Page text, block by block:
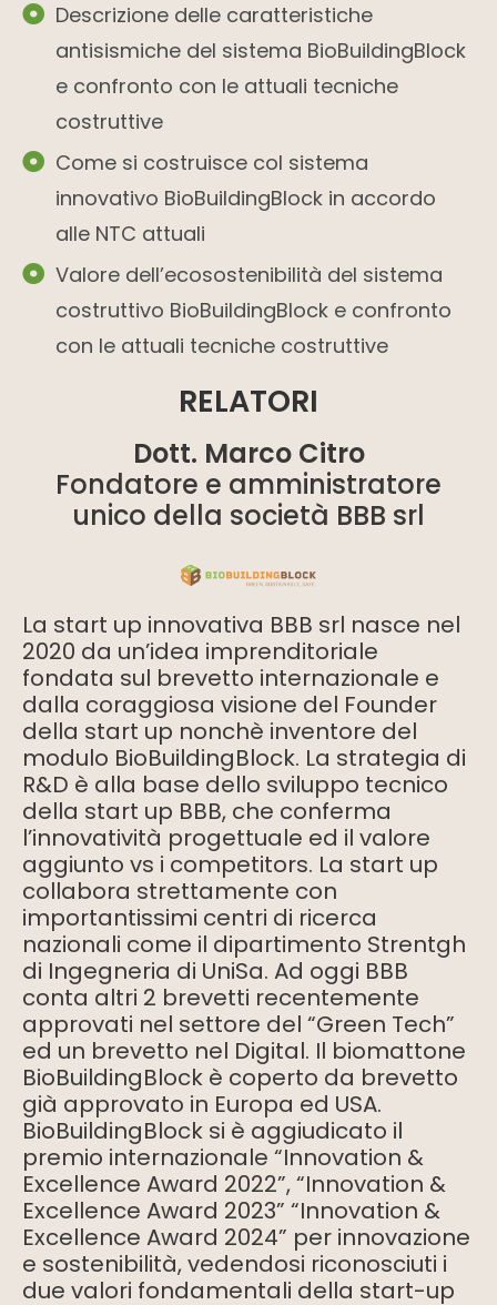
Descrizione delle caratteristiche
antisismiche del sistema BioBuildingBlock
e confronto con le attuali tecniche
costruttive
Come si costruisce col sistema
innovativo BioBuildingBlock in accordo
alle NTC attuali
Valore dell’ecosostenibilità del sistema
costruttivo BioBuildingBlock e confronto
con le attuali tecniche costruttive
RELATORI
Dott. Marco Citro
Fondatore e amministratore
unico della società BBB srl
La start up innovativa BBB srl nasce nel
2020 da un’idea imprenditoriale
fondata sul brevetto internazionale e
dalla coraggiosa visione del Founder
della start up nonchè inventore del
modulo BioBuildingBlock. La strategia di
R&D è alla base dello sviluppo tecnico
della start up BBB, che conferma
l’innovatività progettuale ed il valore
aggiunto vs i competitors. La start up
collabora strettamente con
importantissimi centri di ricerca
nazionali come il dipartimento Strentgh
di Ingegneria di UniSa. Ad oggi BBB
conta altri 2 brevetti recentemente
approvati nel settore del “Green Tech”
ed un brevetto nel Digital. Il biomattone
BioBuildingBlock è coperto da brevetto
già approvato in Europa ed USA.
BioBuildingBlock si è aggiudicato il
premio internazionale “Innovation &
Excellence Award 2022”, “Innovation &
Excellence Award 2023” “Innovation &
Excellence Award 2024” per innovazione
e sostenibilità, vedendosi riconosciuti i
due valori fondamentali della start-up